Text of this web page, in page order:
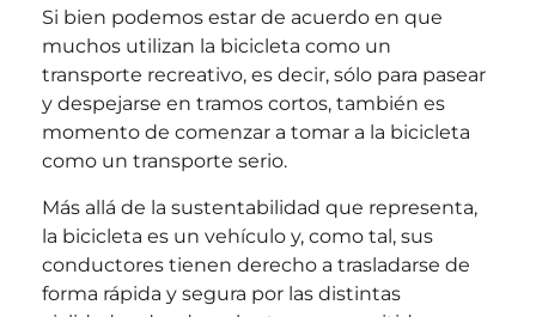
Si bien podemos estar de acuerdo en que
muchos utilizan la bicicleta como un
transporte recreativo, es decir, sólo para pasear
y despejarse en tramos cortos, también es
momento de comenzar a tomar a la bicicleta
como un transporte serio.
Más allá de la sustentabilidad que representa,
la bicicleta es un vehículo y, como tal, sus
conductores tienen derecho a trasladarse de
forma rápida y segura por las distintas